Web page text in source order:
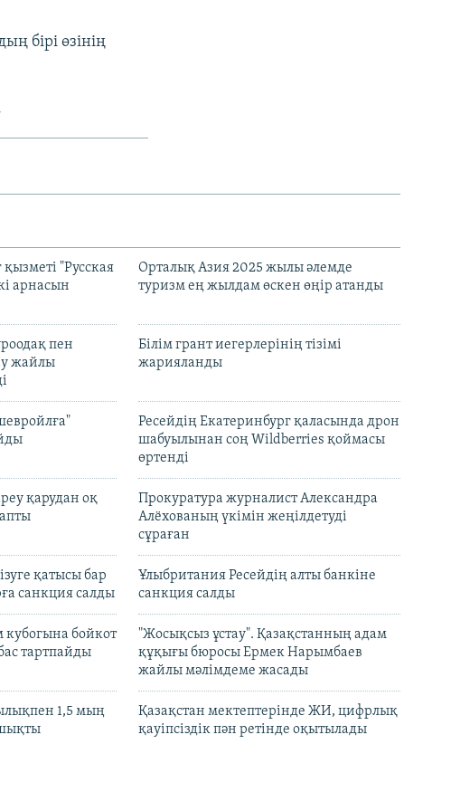
бірі өзінің
"Русская
арнасын
Орталық Азия 2025 жылы әлемде
туризм ең жылдам өскен өңір атанды
пен
жайлы
Білім грант иегерлерінің тізімі
жарияланды
Ресейдің Екатеринбург қаласында дрон
шабуылынан соң Wildberries қоймасы
өртенді
қарудан оқ
Прокуратура журналист Александра
Алёхованың үкімін жеңілдетуді
сұраған
қатысы бар
санкция салды
Ұлыбритания Ресейдің алты банкіне
санкция салды
кубогына бойкот
тартпайды
"Жосықсыз ұстау". Қазақстанның адам
құқығы бюросы Ермек Нарымбаев
жайлы мәлімдеме жасады
1,5 мың
Қазақстан мектептерінде ЖИ, цифрлық
қауіпсіздік пән ретінде оқытылады